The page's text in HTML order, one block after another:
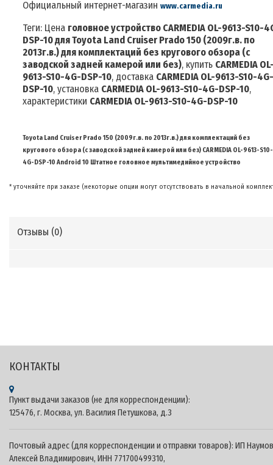
Официальный интернет-магазин www.carmedia.ru
Теги: Цена головное устройство CARMEDIA OL-9613-S10-
DSP-10для Toyota Land Cruiser Prado 150 (2009г.в. по
2013г.в.) для комплектаций без кругового обзора (с
заводской задней камерой или без), купить CARMEDIA
9613-S10-4G-DSP-10, доставка CARMEDIA OL-9613-S10-4G-
DSP-10, установка CARMEDIA OL-9613-S10-4G-DSP-10,
характеристики CARMEDIA OL-9613-S10-4G-DSP-10
Toyota Land Cruiser Prado 150 (2009г.в. по 2013г.в.) для комплектаций без
кругового обзора (с заводской задней камерой или без) CARMEDIA OL-9613-S10-
4G-DSP-10 Android 10 Штатное головное мультимедийное устройство
* уточняйте при заказе (некоторые опции могут отсутствовать в начальной
Отзывы (0)
КОНТАКТЫ
Пункт выдачи заказов (не для корреспонденции):
125476, г. Москва, ул. Василия Петушкова, д.3
Почтовый адрес (для корреспонденции и отправки товаров): ИП Наумов
Алексей Владимирович, ИНН 771700499310,